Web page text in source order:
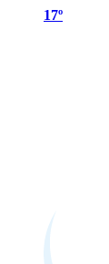
17º